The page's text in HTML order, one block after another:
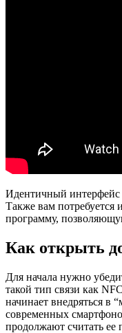
Идентичный интерфейс
Также вам потребуется
программу,
Как открыть
Для начала нужно
такой тип связи как
начинает внедряться в
современных
продолжают считать ее